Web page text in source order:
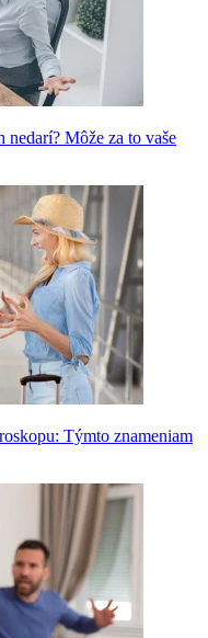
nedarí? Môže za to vaše
Týmto znameniam